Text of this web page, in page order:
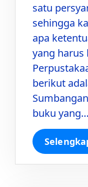
satu
sehingga
apa
yang harus
berikut
buku yang…